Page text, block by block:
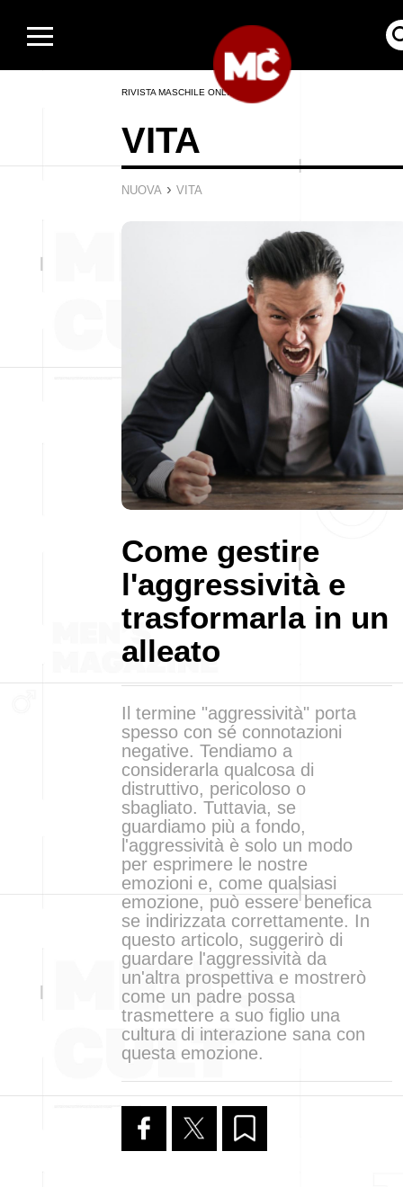
RIVISTA MASCHILE ONLINE
VITA
NUOVA › VITA
Come gestire
l'aggressività e
trasformarla in un
alleato
Il termine "aggressività" porta
spesso con sé connotazioni
negative. Tendiamo a
considerarla qualcosa di
distruttivo, pericoloso o
sbagliato. Tuttavia, se
guardiamo più a fondo,
l'aggressività è solo un modo
per esprimere le nostre
emozioni e, come qualsiasi
emozione, può essere benefica
se indirizzata correttamente. In
questo articolo, suggerirò di
guardare l'aggressività da
un'altra prospettiva e mostrerò
come un padre possa
trasmettere a suo figlio una
cultura di interazione sana con
questa emozione.